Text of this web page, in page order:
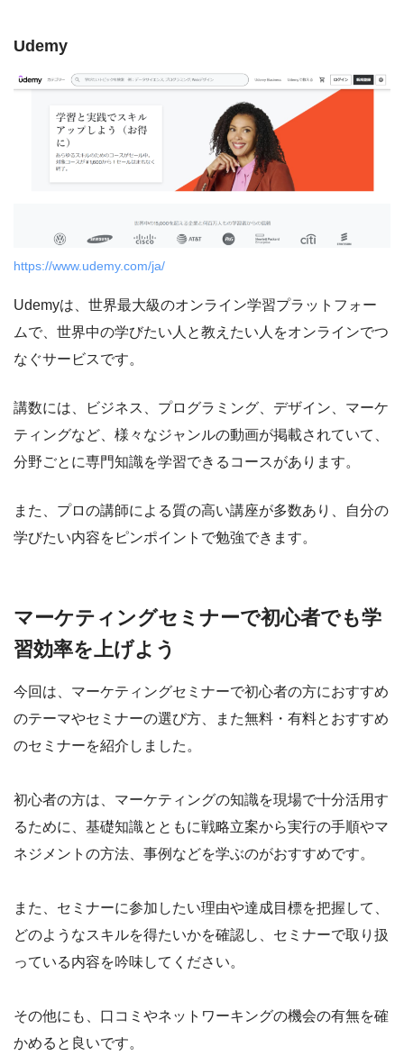
Udemy
https://www.udemy.com/ja/
Udemyは、世界最大級のオンライン学習プラットフォー
ムで、世界中の学びたい人と教えたい人をオンラインでつ
なぐサービスです。
講数には、ビジネス、プログラミング、デザイン、マーケ
ティングなど、様々なジャンルの動画が掲載されていて、
分野ごとに専門知識を学習できるコースがあります。
また、プロの講師による質の高い講座が多数あり、自分の
学びたい内容をピンポイントで勉強できます。
マーケティングセミナーで初心者でも学
習効率を上げよう
今回は、マーケティングセミナーで初心者の方におすすめ
のテーマやセミナーの選び方、また無料・有料とおすすめ
のセミナーを紹介しました。
初心者の方は、マーケティングの知識を現場で十分活用す
るために、基礎知識とともに戦略立案から実行の手順やマ
ネジメントの方法、事例などを学ぶのがおすすめです。
また、セミナーに参加したい理由や達成目標を把握して、
どのようなスキルを得たいかを確認し、セミナーで取り扱
っている内容を吟味してください。
その他にも、口コミやネットワーキングの機会の有無を確
かめると良いです。